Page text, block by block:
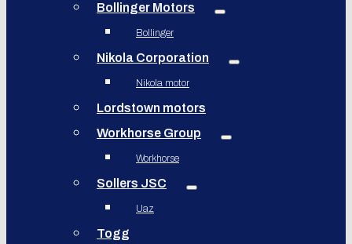
Bollinger Motors
Bollinger
Nikola Corporation
Nikola motor
Lordstown motors
Workhorse Group
Workhorse
Sollers JSC
Uaz
Togg